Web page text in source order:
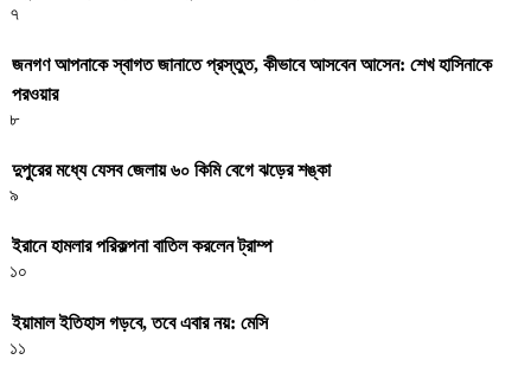
৭
জনগণ আপনাকে স্বাগত জানাতে প্রস্তুত, কীভাবে আসবেন আসেন: শেখ হাসিনাকে
পরওয়ার
৮
দুপুরের মধ্যে যেসব জেলায় ৬০ কিমি বেগে ঝড়ের শঙ্কা
৯
ইরানে হামলার পরিকল্পনা বাতিল করলেন ট্রাম্প
১০
ইয়ামাল ইতিহাস গড়বে, তবে এবার নয়: মেসি
১১